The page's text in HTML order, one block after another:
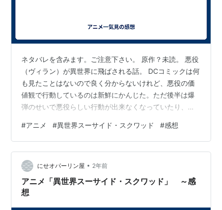
ネタバレを含みます。ご注意下さい。 原作？未読。 悪役
（ヴィラン）が異世界に飛ばされる話。 DCコミックは何
も見たことはないので良く分からないけれど、悪役の価
値観で行動しているのは新鮮にかんじた。ただ後半は爆
弾のせいで悪役らしい行動が出来なくなっていたり、王
魅力が減ったと思う。 ハーレイ・クインの演技は良かっ
た、好きな演技だった。笑い方とか。 作画は上。戦闘シ
ーンは抜群に良いと思う。 ２期は発表は無し。いくらで
も続きは制作できそうで、DCの新しい試みだろうと思う
ので海外人気次第で決定されるのではないかと。制作さ
れれば視聴すると思います。 以上、…
#アニメ #異世界スーサイド・スクワッド #感想
にせオパーリン屋 • 2年前
アニメ「異世界スーサイド・スクワッド」 ～感
想